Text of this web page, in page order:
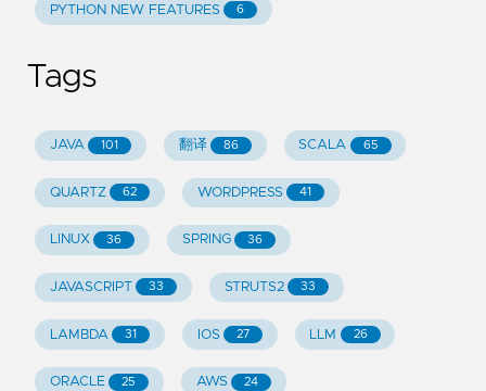
PYTHON NEW FEATURES 6
Tags
JAVA 101 翻译 86 SCALA 65
QUARTZ 62 WORDPRESS 41
LINUX 36 SPRING 36
JAVASCRIPT 33 STRUTS2 33
LAMBDA 31 IOS 27 LLM 26
ORACLE 25 AWS 24